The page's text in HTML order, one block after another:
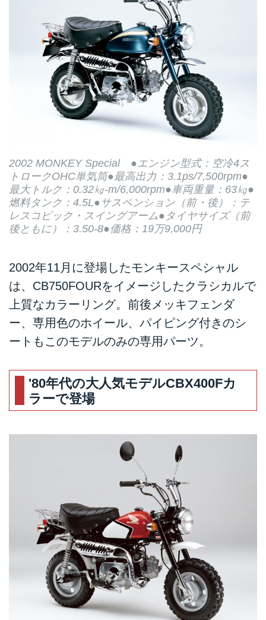
2002 MONKEY Special ●エンジン型式：空冷4ス
トロークOHC単気筒●最高出力：3.1ps/7,500rpm●
最大トルク：0.32㎏-m/6,000rpm●車両重量：63㎏●
燃料タンク：4.5L●サスペンション（前・後）：テ
レスコピック・スイングアーム●タイヤサイズ（前
後ともに）：3.50-8●価格：19万9,000円
2002年11月に登場したモンキースペシャル
は、CB750FOURをイメージしたクラシカルで
上質なカラーリング。前後メッキフェンダ
ー、専用色のホイール、パイピング付きのシ
ートもこのモデルのみの専用パーツ。
'80年代の大人気モデルCBX400Fカ
ラーで登場